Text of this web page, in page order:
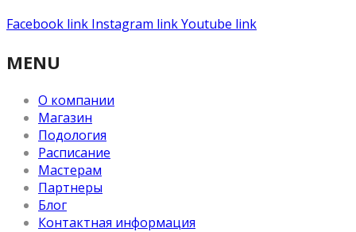
Facebook link Instagram linkYoutube link
MENU
О компании
Магазин
Подология
Расписание
Мастерам
Партнеры
Блог
Контактная информация